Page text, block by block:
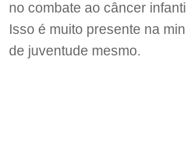
no combate ao câncer
Isso é muito presente na
de juventude mesmo.